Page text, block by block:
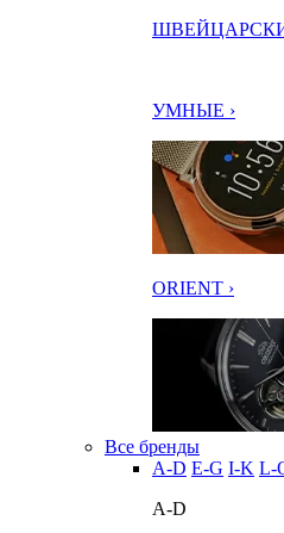
УМНЫЕ ›
ORIENT ›
Все бренды
A-D E-G I-K L-
A-D